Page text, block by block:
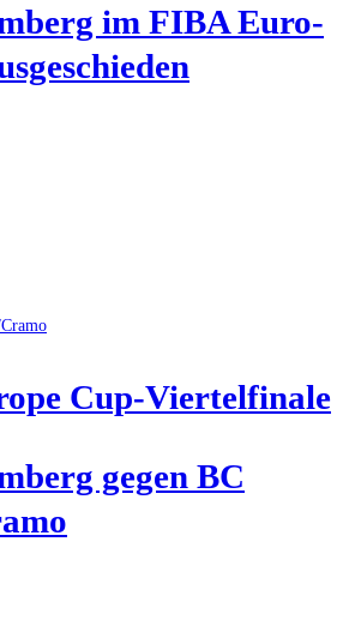
im FIBA Euro­
Cup-Viertelfinale
gegen BC